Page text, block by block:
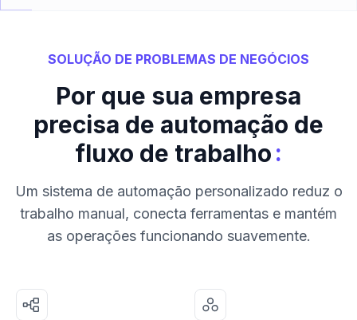
SOLUÇÃO DE PROBLEMAS DE NEGÓCIOS
Por que sua empresa
precisa de automação de
fluxo de trabalho:
Um sistema de automação personalizado reduz o
trabalho manual, conecta ferramentas e mantém
as operações funcionando suavemente.